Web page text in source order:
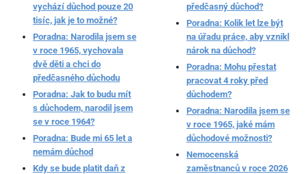
vychází důchod pouze 20
tisíc, jak je to možné?
Poradna: Narodila jsem se
v roce 1965, vychovala
dvě děti a chci do
předčasného důchodu
Poradna: Jak to budu mít
s důchodem, narodil jsem
se v roce 1964?
Poradna: Bude mi 65 let a
nemám důchod
Kdy se bude platit daň z
předčasný důchod?
Poradna: Kolik let lze být
na úřadu práce, aby vznikl
nárok na důchod?
Poradna: Mohu přestat
pracovat 4 roky před
důchodem?
Poradna: Narodila jsem se
v roce 1965, jaké mám
důchodové možnosti?
Nemocenská
zaměstnanců v roce 2026